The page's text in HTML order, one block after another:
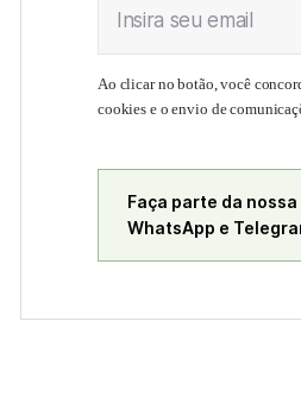
Insira seu email
Ao clicar no botão, você
cookies e o envio de
Faça parte da
WhatsApp e